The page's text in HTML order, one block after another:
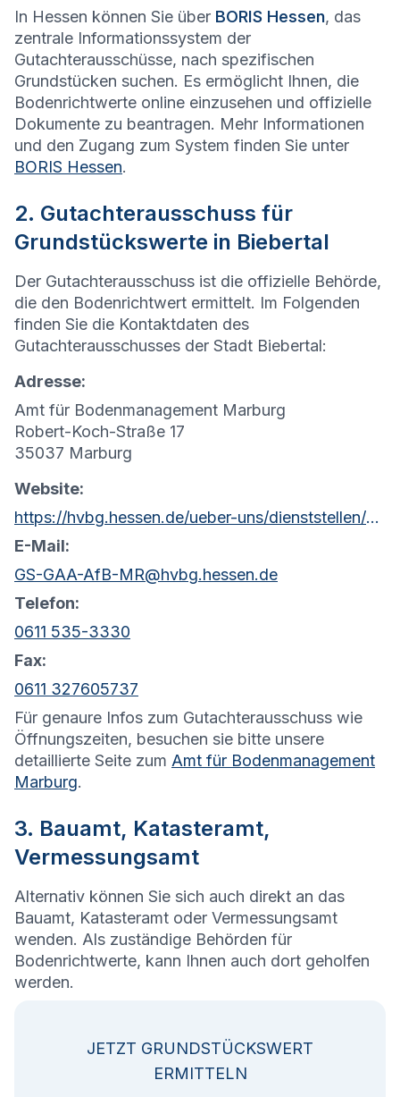
In Hessen können Sie über BORIS Hessen, das
zentrale Informationssystem der
Gutachterausschüsse, nach spezifischen
Grundstücken suchen. Es ermöglicht Ihnen, die
Bodenrichtwerte online einzusehen und offizielle
Dokumente zu beantragen. Mehr Informationen
und den Zugang zum System finden Sie unter
BORIS Hessen.
2. Gutachterausschuss für
Grundstückswerte in Biebertal
Der Gutachterausschuss ist die offizielle Behörde,
die den Bodenrichtwert ermittelt. Im Folgenden
finden Sie die Kontaktdaten des
Gutachterausschusses der Stadt Biebertal:
Adresse:
Amt für Bodenmanagement Marburg
Robert-Koch-Straße 17
35037 Marburg
Website:
https://hvbg.hessen.de/ueber-uns/dienststellen/amt-fuer-bodenmanagement-marburg
E-Mail:
GS-GAA-AfB-MR@hvbg.hessen.de
Telefon:
0611 535-3330
Fax:
0611 327605737
Für genaure Infos zum Gutachterausschuss wie
Öffnungszeiten, besuchen sie bitte unsere
detaillierte Seite zum Amt für Bodenmanagement
Marburg.
3. Bauamt, Katasteramt,
Vermessungsamt
Alternativ können Sie sich auch direkt an das
Bauamt, Katasteramt oder Vermessungsamt
wenden. Als zuständige Behörden für
Bodenrichtwerte, kann Ihnen auch dort geholfen
werden.
JETZT GRUNDSTÜCKSWERT
ERMITTELN